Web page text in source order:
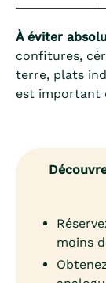
À éviter
confitures,
terre, plats
est important
moins